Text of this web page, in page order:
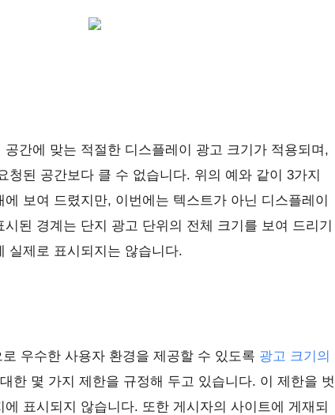
간에 맞는 적절한 디스플레이 광고 크기가 적용되며,
청된 공간보다 클 수 없습니다. 위의 예와 같이 3가지
보여 드렸지만, 이번에는 텍스트가 아닌 디스플레이
된 경계는 단지 광고 단위의 전체 크기를 보여 드리기
실제로 표시되지는 않습니다.
우수한 사용자 환경을 제공할 수 있도록 광고 크기의
한 몇 가지 제한을 규정해 두고 있습니다. 이 제한을 벗
표시되지 않습니다. 또한 게시자의 사이트에 게재되